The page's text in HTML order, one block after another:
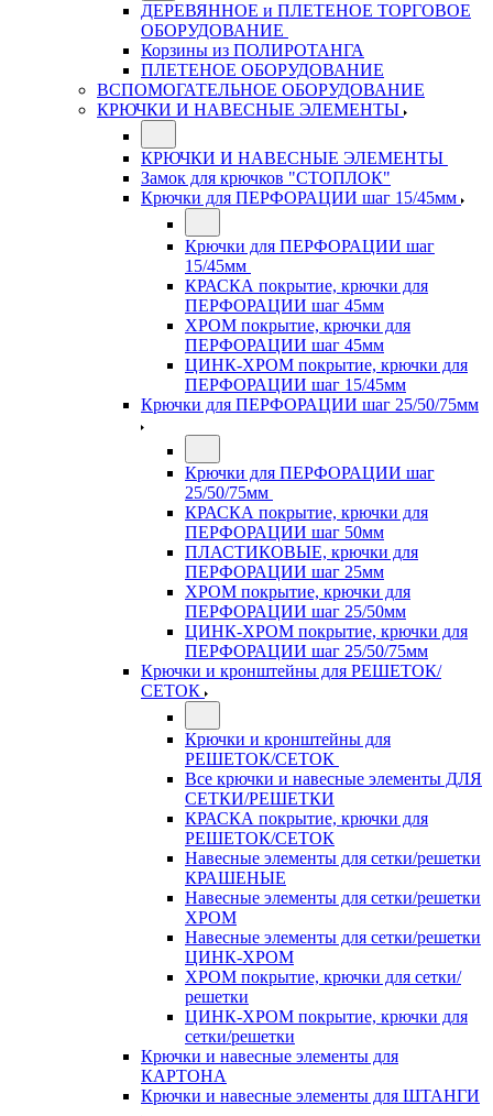
ДЕРЕВЯННОЕ и ПЛЕТЕНОЕ ТОРГОВОЕ
ОБОРУДОВАНИЕ
Корзины из ПОЛИРОТАНГА
ПЛЕТЕНОЕ ОБОРУДОВАНИЕ
ВСПОМОГАТЕЛЬНОЕ ОБОРУДОВАНИЕ
КРЮЧКИ И НАВЕСНЫЕ ЭЛЕМЕНТЫ
КРЮЧКИ И НАВЕСНЫЕ ЭЛЕМЕНТЫ
Замок для крючков "СТОПЛОК"
Крючки для ПЕРФОРАЦИИ шаг 15/45мм
Крючки для ПЕРФОРАЦИИ шаг
15/45мм
КРАСКА покрытие, крючки для
ПЕРФОРАЦИИ шаг 45мм
ХРОМ покрытие, крючки для
ПЕРФОРАЦИИ шаг 45мм
ЦИНК-ХРОМ покрытие, крючки для
ПЕРФОРАЦИИ шаг 15/45мм
Крючки для ПЕРФОРАЦИИ шаг 25/50/75мм
Крючки для ПЕРФОРАЦИИ шаг
25/50/75мм
КРАСКА покрытие, крючки для
ПЕРФОРАЦИИ шаг 50мм
ПЛАСТИКОВЫЕ, крючки для
ПЕРФОРАЦИИ шаг 25мм
ХРОМ покрытие, крючки для
ПЕРФОРАЦИИ шаг 25/50мм
ЦИНК-ХРОМ покрытие, крючки для
ПЕРФОРАЦИИ шаг 25/50/75мм
Крючки и кронштейны для РЕШЕТОК/
СЕТОК
Крючки и кронштейны для
РЕШЕТОК/СЕТОК
Все крючки и навесные элементы ДЛЯ
СЕТКИ/РЕШЕТКИ
КРАСКА покрытие, крючки для
РЕШЕТОК/СЕТОК
Навесные элементы для сетки/решетки
КРАШЕНЫЕ
Навесные элементы для сетки/решетки
ХРОМ
Навесные элементы для сетки/решетки
ЦИНК-ХРОМ
ХРОМ покрытие, крючки для сетки/
решетки
ЦИНК-ХРОМ покрытие, крючки для
сетки/решетки
Крючки и навесные элементы для
КАРТОНА
Крючки и навесные элементы для ШТАНГИ